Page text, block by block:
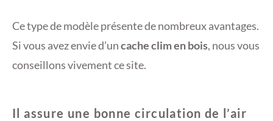
Ce type de modèle présente de nombreux avantages.
Si vous avez envie d’uncache clim en bois, nous vous
conseillons vivement ce site.
Il assure une bonne circulation de l’air